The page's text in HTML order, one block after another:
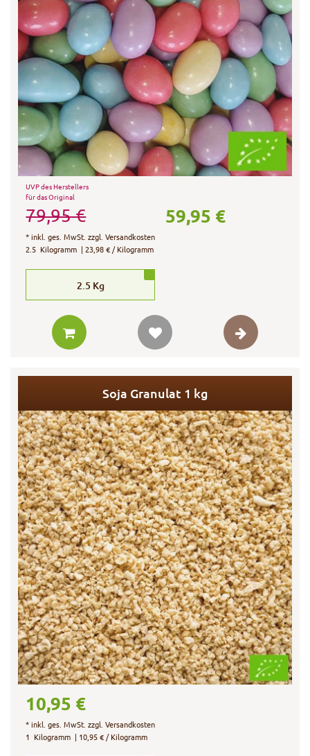
UVP des Herstellers
für das Original
79,95 € 59,95 €
*inkl. ges. MwSt. zzgl.Versandkosten
2.5 Kilogramm | 23,98 € / Kilogramm
2.5 Kg
Soja Granulat 1 kg
10,95 €
*inkl. ges. MwSt. zzgl.Versandkosten
1 Kilogramm | 10,95 € / Kilogramm